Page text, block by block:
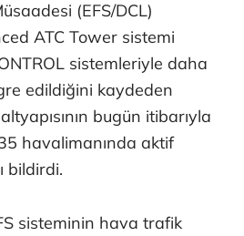
(EFS/DCL)
ATC Tower sistemi
sistemleriyle daha
edildiğini kaydeden
bugün itibarıyla
havalimanında aktif
bildirdi.
sisteminin hava trafik